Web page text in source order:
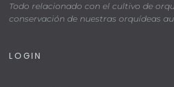
Todo relacionado con el cultivo de
conservación de nuestras orquídeas
LOGIN